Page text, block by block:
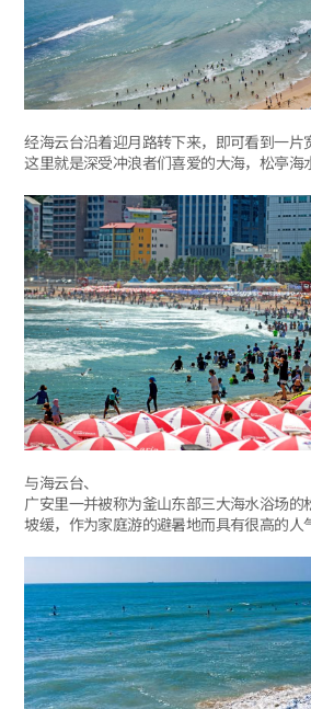
经海云台沿着迎月路转下来，即可看到一片
这里就是深受冲浪者们喜爱的大海，松亭海
与海云台、
广安里一并被称为釜山东部三大海水浴场的
坡缓，作为家庭游的避暑地而具有很高的人